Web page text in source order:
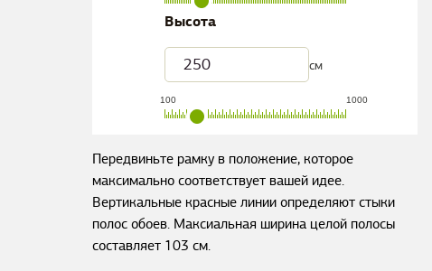
Высота
см
100 1000
Передвиньте рамку в положение, которое
максимально соответствует вашей идее.
Вертикальные красные линии определяют стыки
полос обоев. Максиальная ширина целой полосы
составляет 103 см.